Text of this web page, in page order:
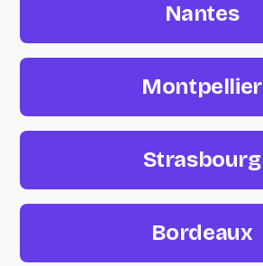
Nantes
Montpellier
Strasbourg
Bordeaux